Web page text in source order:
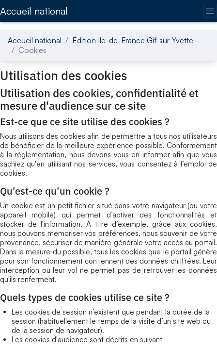
Accueil national
Accueil national
Édition Ile-de-France Gif-sur-Yvette
Cookies
Utilisation des cookies
Utilisation des cookies, confidentialité et
mesure d'audience sur ce site
Est-ce que ce site utilise des cookies ?
Nous utilisons des cookies afin de permettre à tous nos utilisateurs
de bénéficier de la meilleure expérience possible. Conformément
à la réglementation, nous devons vous en informer afin que vous
sachiez qu'en utilisant nos services, vous consentez à l’emploi de
cookies.
Qu’est-ce qu’un cookie ?
Un cookie est un petit fichier situé dans votre navigateur (ou votre
appareil mobile) qui permet d’activer des fonctionnalités et
stocker de l'information. A titre d’exemple, grâce aux cookies,
nous pouvons mémoriser vos préférences, nous souvenir de votre
provenance, sécuriser de manière générale votre accès au portail.
Dans la mesure du possible, tous les cookies que le portail génère
pour son fonctionnement contiennent des données chiffrées. Leur
interception ou leur vol ne permet pas de retrouver les données
qu'ils renferment.
Quels types de cookies utilise ce site ?
Les cookies de session n’existent que pendant la durée de la
session (habituellement le temps de la visite d’un site web ou
de la session de navigateur).
Les cookies d'audience sont décrits en suivant